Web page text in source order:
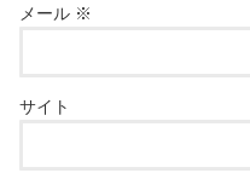
メール ※
サイト